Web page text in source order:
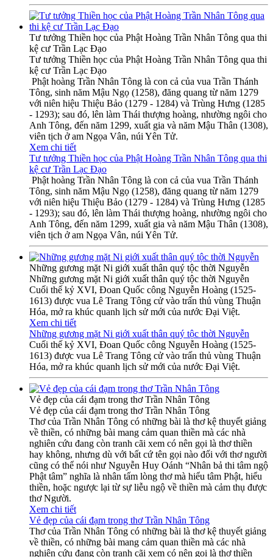
Tư tưởng Thiền học của Phật Hoàng Trần Nhân Tông qua thi
kệ cư Trần Lạc Đạo
Tư tưởng Thiền học của Phật Hoàng Trần Nhân Tông qua thi
kệ cư Trần Lạc Đạo
Phật hoàng Trần Nhân Tông là con cả của vua Trần Thánh
Tông, sinh năm Mậu Ngọ (1258), đăng quang từ năm 1279
với niên hiệu Thiệu Bảo (1279 - 1284) và Trùng Hưng (1285
- 1293); sau đó, lên làm Thái thượng hoàng, nhường ngôi cho
Anh Tông, đến năm 1299, xuất gia và năm Mậu Thân (1308),
viên tịch ở am Ngọa Vân, núi Yên Tử.
Xem chi tiết
Tư tưởng Thiền học của Phật Hoàng Trần Nhân Tông qua thi
kệ cư Trần Lạc Đạo
Phật hoàng Trần Nhân Tông là con cả của vua Trần Thánh
Tông, sinh năm Mậu Ngọ (1258), đăng quang từ năm 1279
với niên hiệu Thiệu Bảo (1279 - 1284) và Trùng Hưng (1285
- 1293); sau đó, lên làm Thái thượng hoàng, nhường ngôi cho
Anh Tông, đến năm 1299, xuất gia và năm Mậu Thân (1308),
viên tịch ở am Ngọa Vân, núi Yên Tử.
Những gương mặt Ni giới xuất thân quý tộc thời Nguyễn
Những gương mặt Ni giới xuất thân quý tộc thời Nguyễn
Cuối thế kỷ XVI, Đoan Quốc công Nguyễn Hoàng (1525-
1613) được vua Lê Trang Tông cử vào trấn thủ vùng Thuận
Hóa, mở ra khúc quanh lịch sử mới của nước Đại Việt.
Xem chi tiết
Những gương mặt Ni giới xuất thân quý tộc thời Nguyễn
Cuối thế kỷ XVI, Đoan Quốc công Nguyễn Hoàng (1525-
1613) được vua Lê Trang Tông cử vào trấn thủ vùng Thuận
Hóa, mở ra khúc quanh lịch sử mới của nước Đại Việt.
Vẻ đẹp của cái đạm trong thơ Trần Nhân Tông
Vẻ đẹp của cái đạm trong thơ Trần Nhân Tông
Thơ của Trần Nhân Tông có những bài là thơ kệ thuyết giảng
về thiền, có những bài mang cảm quan thiền mà các nhà
nghiên cứu đang còn tranh cãi xem có nên gọi là thơ thiền
hay không, nhưng dù với bất cứ tên gọi nào đối với thơ người
cũng có thể nói như Nguyễn Huy Oánh “Nhân bả thi tâm ngộ
Phật tâm” nghĩa là nhân tấm lòng thơ mà hiểu tâm Phật, hiểu
thiền, hoặc ngược lại từ sự liễu ngộ về thiền mà cảm thụ được
thơ Người.
Xem chi tiết
Vẻ đẹp của cái đạm trong thơ Trần Nhân Tông
Thơ của Trần Nhân Tông có những bài là thơ kệ thuyết giảng
về thiền, có những bài mang cảm quan thiền mà các nhà
nghiên cứu đang còn tranh cãi xem có nên gọi là thơ thiền